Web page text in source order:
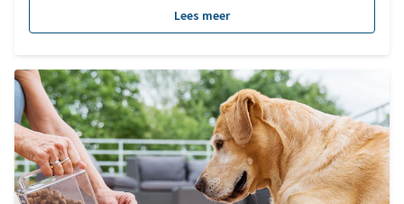
mensen zoeken een hond op basis van het formaat. Dit zegt
echter niks over het karakter van een hond en dus ook niet of
Lees meer